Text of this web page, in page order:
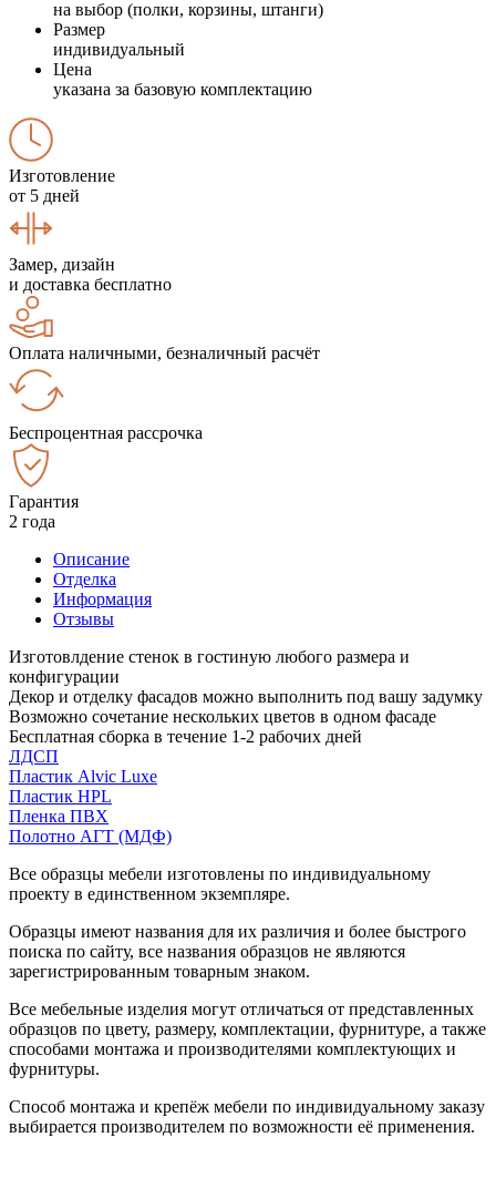
на выбор (полки, корзины, штанги)
Размер
индивидуальный
Цена
указана за базовую комплектацию
Изготовление
от 5 дней
Замер, дизайн
и доставка бесплатно
Оплата наличными, безналичный расчёт
Беспроцентная рассрочка
Гарантия
2 года
Описание
Отделка
Информация
Отзывы
Изготовлдение стенок в гостиную любого размера и
конфигурации
Декор и отделку фасадов можно выполнить под вашу задумку
Возможно сочетание нескольких цветов в одном фасаде
Бесплатная сборка в течение 1-2 рабочих дней
ЛДСП
Пластик Alvic Luxe
Пластик HPL
Пленка ПВХ
Полотно АГТ (МДФ)
Все образцы мебели изготовлены по индивидуальному
проекту в единственном экземпляре.
Образцы имеют названия для их различия и более быстрого
поиска по сайту, все названия образцов не являются
зарегистрированным товарным знаком.
Все мебельные изделия могут отличаться от представленных
образцов по цвету, размеру, комплектации, фурнитуре, а также
способами монтажа и производителями комплектующих и
фурнитуры.
Способ монтажа и крепёж мебели по индивидуальному заказу
выбирается производителем по возможности её применения.